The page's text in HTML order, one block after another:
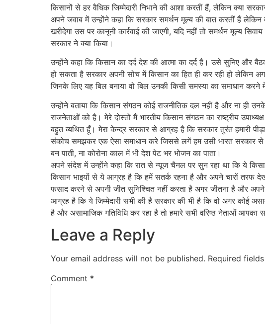
किसानों से हर वैधिक जिम्मेदारी निभाने की आशा करतीं हैं, लेकिन क्या
अपने जवाब में उन्होंने कहा कि सरकार समर्थन मूल्य की बात करतीं हैं
खरीदेगा उस पर कानूनी कार्रवाई की जाएगी, यदि नहीं तो समर्थन मूल्य
सरकार ने क्या किया।
उन्होंने कहा कि किसान का दर्द देश की आत्मा का दर्द है। उसे सुनिए और
हो सकता है सरकार अपनी सोच में किसान का हित ही कर रही हो लेकिन
जिनके लिए यह बिल बनाया वो बिल उनकी किसी समस्या का समाधान
उन्होंने बताया कि किसान संगठन कोई राजनीतिक दल नहीं है और ना ही
राजनेताओं को है। मेरे दोस्तों मैं भारतीय किसान संगठन का राष्ट्रीय
बहुत व्यथित हूँ। मेरा केन्द्र सरकार से आग्रह है कि सरकार तुरंत हमारी
संकोच समझकर एक ऐसा समाधान करे जिससे लगें हम उसी भारत सरकार से
बन पाती, ना कोरोना काल में भी देश पेट भर भोजन का पाता।
अपने संदेश में उन्होंने कहा कि रात से न्यूज चैनल पर सुन रहा था कि ये
किसान भाइयों से ये आग्रह है कि हमें सतर्क रहना है और अपने चारों तरफ
फसाद करने से अपनी जीत सुनिश्चित नहीं करता है अगर जीतना है और अपने
आग्रह है कि ये जिम्मेदारी सभी की है सरकार की भी है कि वो अगर कोई
है और असामाजिक गतिविधि कर रहा है तो हमारे सभी वरिष्ठ नेताओं आपका
Leave a Reply
Your email address will not be published. Required
Comment *